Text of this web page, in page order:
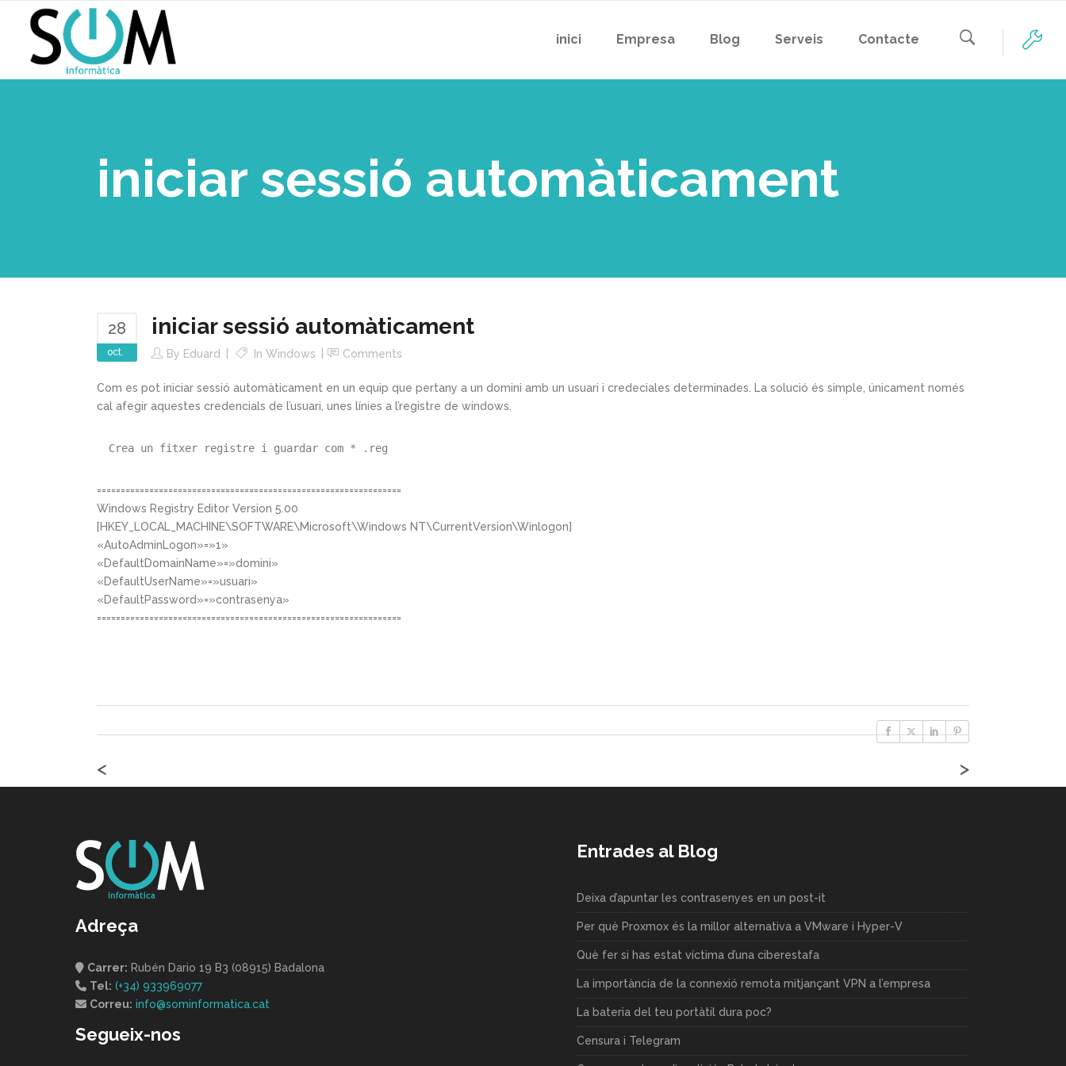
inici Empresa Blog Serveis Contacte
iniciar sessió automàticament
28
oct.
iniciar sessió automàticament
By Eduard In Windows Comments
Com es pot iniciar sessió automàticament en un equip que pertany a un domini amb un usuari i credeciales determinades. La solució és simple, únicament només
cal afegir aquestes credencials de l’usuari, unes línies a l’registre de windows.
Crea un fitxer registre i guardar com * .reg
================================================================
Windows Registry Editor Version 5.00
[HKEY_LOCAL_MACHINE\SOFTWARE\Microsoft\Windows NT\CurrentVersion\Winlogon]
«AutoAdminLogon»=»1»
«DefaultDomainName»=»domini»
«DefaultUserName»=»usuari»
«DefaultPassword»=»contrasenya»
================================================================
< >
Adreça
Carrer: Rubén Dario 19 B3 (08915) Badalona
Tel: (+34) 933969077
Correu: info@sominformatica.cat
Segueix-nos
Entrades al Blog
Deixa d’apuntar les contrasenyes en un post-it
Per què Proxmox és la millor alternativa a VMware i Hyper-V
Què fer si has estat víctima d’una ciberestafa
La importància de la connexió remota mitjançant VPN a l’empresa
La bateria del teu portàtil dura poc?
Censura i Telegram